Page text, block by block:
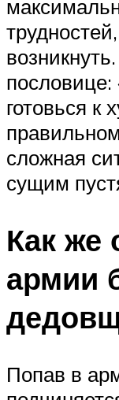
готовься к
сложная
сущим
Как же
армии
Попав в